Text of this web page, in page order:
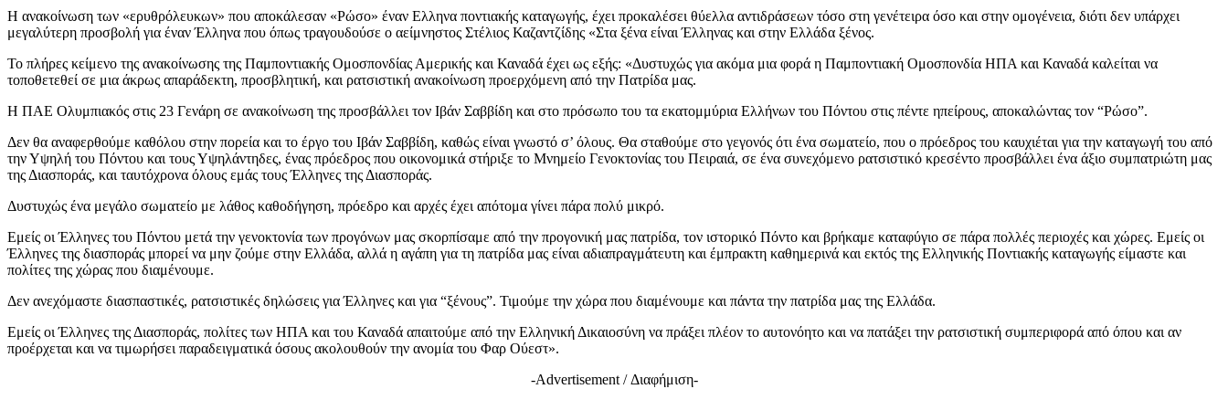
Η ανακοίνωση των «ερυθρόλευκων» που αποκάλεσαν «Ρώσο» έναν Ελληνα ποντιακής καταγωγής, έχει προκαλέσει θύελλα αντιδράσεων τόσο στη γενέτειρα όσο και στην ομογένεια, διότι δεν υπάρχει
μεγαλύτερη προσβολή για έναν Έλληνα που όπως τραγουδούσε ο αείμνηστος Στέλιος Καζαντζίδης «Στα ξένα είναι Έλληνας και στην Ελλάδα ξένος.
Το πλήρες κείμενο της ανακοίνωσης της Παμποντιακής Ομοσπονδίας Αμερικής και Καναδά έχει ως εξής: «Δυστυχώς για ακόμα μια φορά η Παμποντιακή Ομοσπονδία ΗΠΑ και Καναδά καλείται να
τοποθετεθεί σε μια άκρως απαράδεκτη, προσβλητική, και ρατσιστική ανακοίνωση προερχόμενη από την Πατρίδα μας.
Η ΠΑΕ Ολυμπιακός στις 23 Γενάρη σε ανακοίνωση της προσβάλλει τον Ιβάν Σαββίδη και στο πρόσωπο του τα εκατομμύρια Ελλήνων του Πόντου στις πέντε ηπείρους, αποκαλώντας τον “Ρώσο”.
Δεν θα αναφερθούμε καθόλου στην πορεία και το έργο του Ιβάν Σαββίδη, καθώς είναι γνωστό σ’ όλους. Θα σταθούμε στο γεγονός ότι ένα σωματείο, που ο πρόεδρος του καυχιέται για την καταγωγή του από
την Υψηλή του Πόντου και τους Υψηλάντηδες, ένας πρόεδρος που οικονομικά στήριξε το Μνημείο Γενοκτονίας του Πειραιά, σε ένα συνεχόμενο ρατσιστικό κρεσέντο προσβάλλει ένα άξιο συμπατριώτη μας
της Διασποράς, και ταυτόχρονα όλους εμάς τους Έλληνες της Διασποράς.
Δυστυχώς ένα μεγάλο σωματείο με λάθος καθοδήγηση, πρόεδρο και αρχές έχει απότομα γίνει πάρα πολύ μικρό.
Eμείς οι Έλληνες του Πόντου μετά την γενοκτονία των προγόνων μας σκορπίσαμε από την προγονική μας πατρίδα, τον ιστορικό Πόντο και βρήκαμε καταφύγιο σε πάρα πολλές περιοχές και χώρες. Εμείς οι
Έλληνες της διασποράς μπορεί να μην ζούμε στην Ελλάδα, αλλά η αγάπη για τη πατρίδα μας είναι αδιαπραγμάτευτη και έμπρακτη καθημερινά και εκτός της Ελληνικής Ποντιακής καταγωγής είμαστε και
πολίτες της χώρας που διαμένουμε.
Δεν ανεχόμαστε διασπαστικές, ρατσιστικές δηλώσεις για Έλληνες και για “ξένους”. Τιμούμε την χώρα που διαμένουμε και πάντα την πατρίδα μας της Ελλάδα.
Εμείς οι Έλληνες της Διασποράς, πολίτες των ΗΠΑ και του Καναδά απαιτούμε από την Ελληνική Δικαιοσύνη να πράξει πλέον το αυτονόητο και να πατάξει την ρατσιστική συμπεριφορά από όπου και αν
προέρχεται και να τιμωρήσει παραδειγματικά όσους ακολουθούν την ανομία του Φαρ Ούεστ».
-Advertisement / Διαφήμιση-